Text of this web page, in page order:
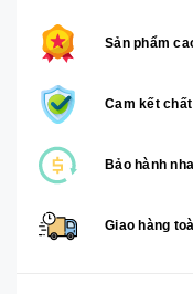
Sản phẩm
Cam kết
Bảo hành
Giao hàng